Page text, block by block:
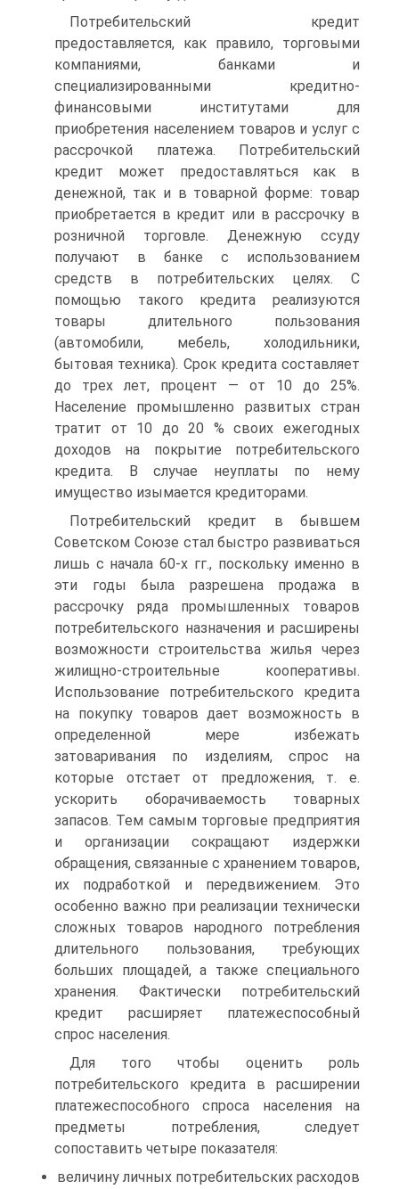
Потребительский кредит
предоставляется, как правило, торговыми
компаниями, банками и
специализированными кредитно-
финансовыми институтами для
приобретения населением товаров и услуг с
рассрочкой платежа. Потребительский
кредит может предоставляться как в
денежной, так и в товарной форме: товар
приобретается в кредит или в рассрочку в
розничной торговле. Денежную ссуду
получают в банке с использованием
средств в потребительских целях. С
помощью такого кредита реализуются
товары длительного пользования
(автомобили, мебель, холодильники,
бытовая техника). Срок кредита составляет
до трех лет, процент — от 10 до 25%.
Население промышленно развитых стран
тратит от 10 до 20 % своих ежегодных
доходов на покрытие потребительского
кредита. В случае неуплаты по нему
имущество изымается кредиторами.
Потребительский кредит в бывшем
Советском Союзе стал быстро развиваться
лишь с начала 60-х гг., поскольку именно в
эти годы была разрешена продажа в
рассрочку ряда промышленных товаров
потребительского назначения и расширены
возможности строительства жилья через
жилищно-строительные кооперативы.
Использование потребительского кредита
на покупку товаров дает возможность в
определенной мере избежать
затоваривания по изделиям, спрос на
которые отстает от предложения, т. е.
ускорить оборачиваемость товарных
запасов. Тем самым торговые предприятия
и организации сокращают издержки
обращения, связанные с хранением товаров,
их подработкой и передвижением. Это
особенно важно при реализации технически
сложных товаров народного потребления
длительного пользования, требующих
больших площадей, а также специального
хранения. Фактически потребительский
кредит расширяет платежеспособный
спрос населения.
Для того чтобы оценить роль
потребительского кредита в расширении
платежеспособного спроса населения на
предметы потребления, следует
сопоставить четыре показателя:
величину личных потребительских расходов